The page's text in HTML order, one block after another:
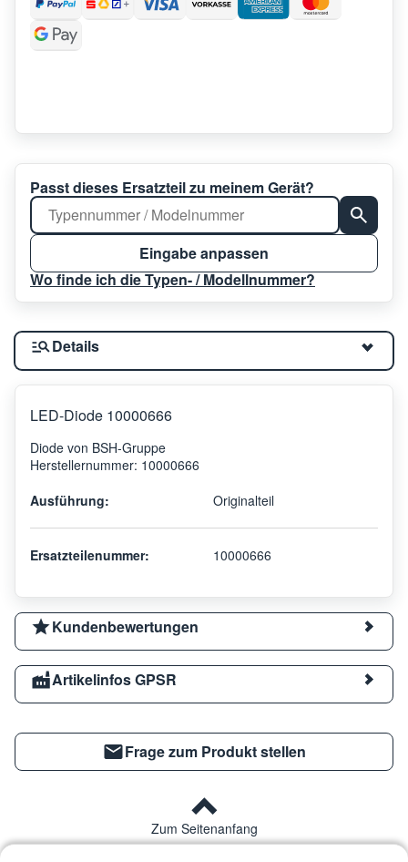
Passt dieses Ersatzteil zu meinem Gerät?
Eingabe anpassen
Wo finde ich die Typen- / Modellnummer?
Details
LED-Diode 10000666
Diode von BSH-Gruppe
Herstellernummer: 10000666
Ausführung:
Originalteil
Ersatzteilenummer: 10000666
Kundenbewertungen
Artikelinfos GPSR
Frage zum Produkt stellen
Zum Seitenanfang